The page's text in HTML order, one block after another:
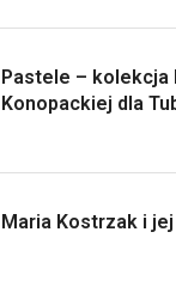
Pastele – kolekcja
Konopackiej dla
Maria Kostrzak i